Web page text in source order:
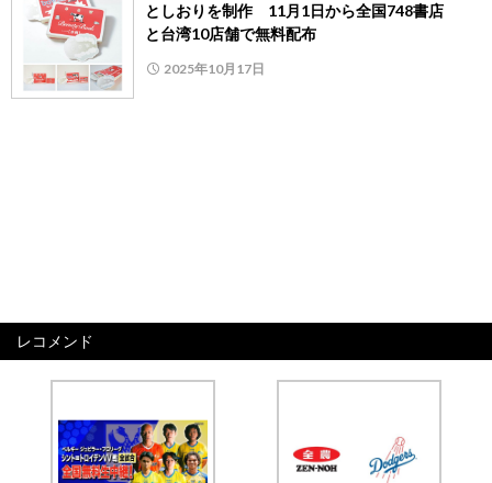
としおりを制作 11月1日から全国748書店
と台湾10店舗で無料配布
2025年10月17日
レコメンド